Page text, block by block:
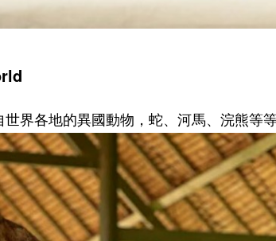
界各地的異國動物，蛇、河馬、浣熊等